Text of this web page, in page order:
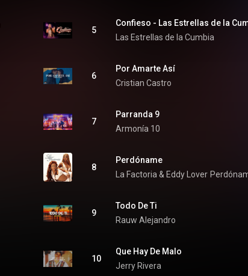
5
Confieso - Las Estrellas de la
Las Estrellas de la Cumbia
6
Por Amarte Así
Cristian Castro
7
Parranda 9
Armonía 10
8
Perdóname
La Factoria & Eddy Lover
9
Todo De Ti
Rauw Alejandro
10
Que Hay De Malo
Jerry Rivera